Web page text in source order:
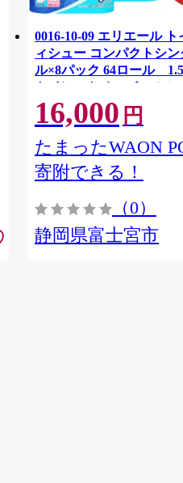
0016-10-09 エリエール
ィシュー コンパクトシ
ル×8パック 64ロール
トイレットペーパー シ
100％ 香りつき 日用品 消
16,000 円
たまったWAON
寄附できる！
（0）
静岡県富士宮市